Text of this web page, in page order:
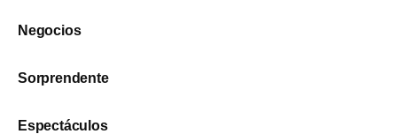
Negocios
Sorprendente
Espectáculos